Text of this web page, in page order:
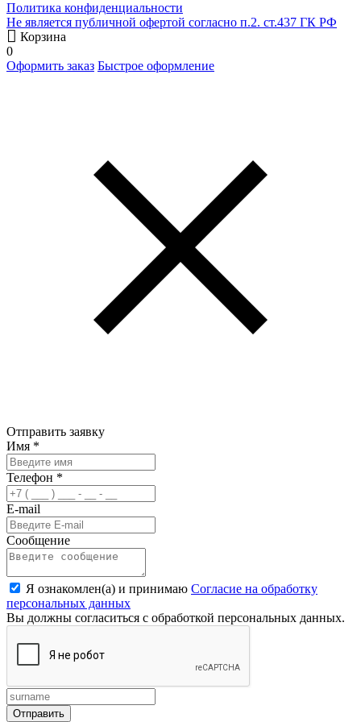
Политика конфиденциальности
Не является публичной офертой согласно п.2. ст.437 ГК РФ
Корзина
0
Оформить заказ Быстрое оформление
Отправить заявку
Имя *
Телефон *
E-mail
Сообщение
Я ознакомлен(а) и принимаю Согласие на обработку
персональных данных
Вы должны согласиться с обработкой персональных данных.